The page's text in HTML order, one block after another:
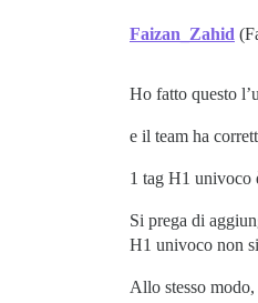
Faizan_Zahid
Ho fatto questo
e il team ha
1 tag H1 univoco
Si prega di
H1 univoco non
Allo stesso